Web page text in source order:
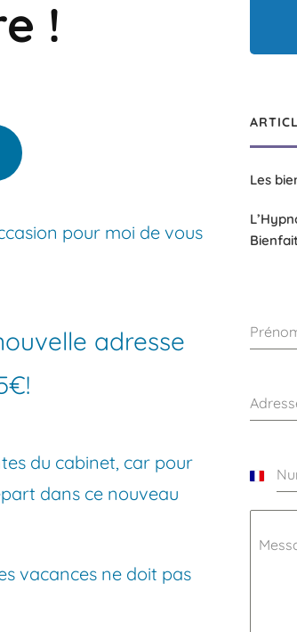
!
pour moi de vous
adresse
du cabinet, car pour
dans ce nouveau
vacances ne doit pas
Les
France
+33